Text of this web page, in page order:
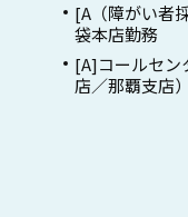
[A（障がい者
袋本店勤務
[A]コールセン
店／那覇支店）